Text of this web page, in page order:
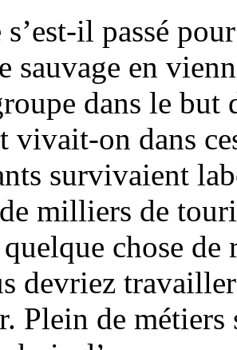
il passé
sauvage en
dans le but
vivait-on dans
survivaient
milliers de
chose de
devriez
Plein de